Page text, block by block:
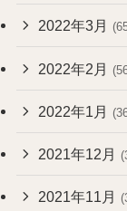
2022年3月
2022年2月
2022年1月
2021年12月
2021年11月